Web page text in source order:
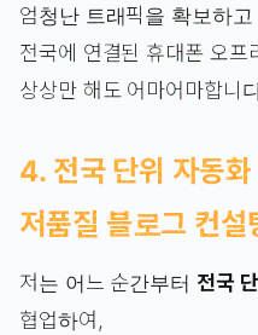
엄청난 트래픽을 확보하
전국에 연결된 휴대폰 오
상상만 해도 어마어마합니
4. 전국 단위 자동
저품질 블로그 컨설
저는 어느 순간부터 전국
협업하여,